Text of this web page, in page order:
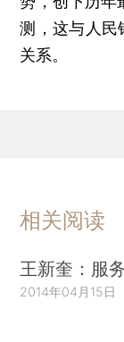
测，这与人民
关系。
相关阅读
王新奎：服
2014年04月15日